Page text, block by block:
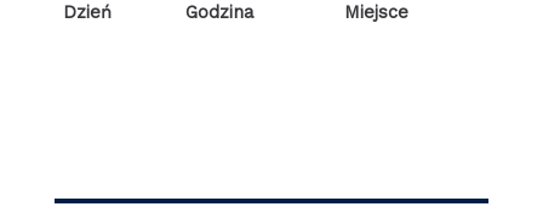
Dzień Godzina Miejsce